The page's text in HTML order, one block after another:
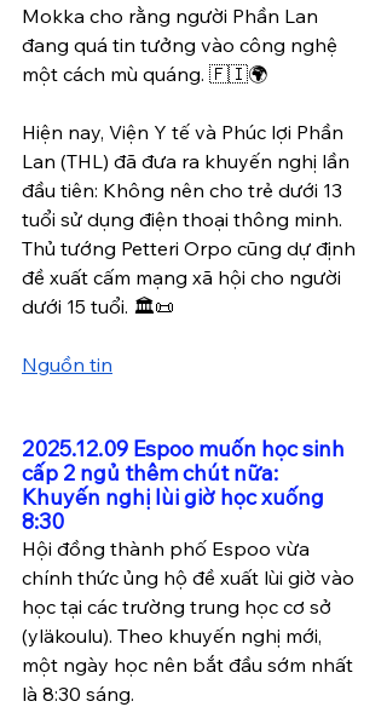
Mokka cho rằng người Phần Lan
đang quá tin tưởng vào công nghệ
một cách mù quáng. 🇫🇮🌍
Hiện nay, Viện Y tế và Phúc lợi Phần
Lan (THL) đã đưa ra khuyến nghị lần
đầu tiên: Không nên cho trẻ dưới 13
tuổi sử dụng điện thoại thông minh.
Thủ tướng Petteri Orpo cũng dự định
đề xuất cấm mạng xã hội cho người
dưới 15 tuổi. 🏛️📜
Nguồn tin
2025.12.09 Espoo muốn học sinh
cấp 2 ngủ thêm chút nữa:
Khuyến nghị lùi giờ học xuống
8:30
Hội đồng thành phố Espoo vừa
chính thức ủng hộ đề xuất lùi giờ vào
học tại các trường trung học cơ sở
(yläkoulu). Theo khuyến nghị mới,
một ngày học nên bắt đầu sớm nhất
là 8:30 sáng.